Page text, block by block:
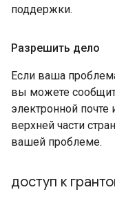
поддержки.
Разрешить дело
Если ваша
вы можете
электронной
верхней части
вашей проблеме.
доступ к